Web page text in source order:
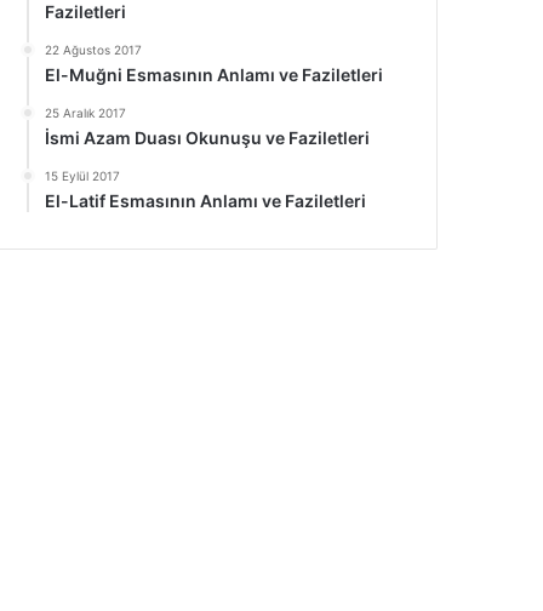
Faziletleri
22 Ağustos 2017
El-Muğni Esmasının Anlamı ve Faziletleri
25 Aralık 2017
İsmi Azam Duası Okunuşu ve Faziletleri
15 Eylül 2017
El-Latif Esmasının Anlamı ve Faziletleri